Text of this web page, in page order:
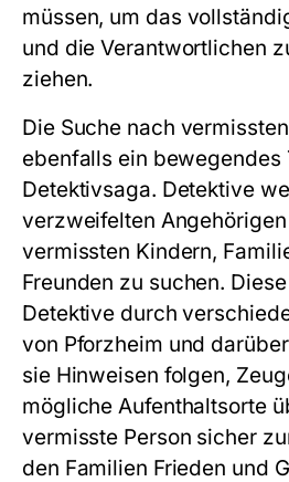
müssen, um das
und die Verantwortlichen
ziehen.
Die Suche nach
ebenfalls ein bewegendes
Detektivsaga. Detektive
verzweifelten
vermissten Kindern,
Freunden zu suchen.
Detektive durch
von Pforzheim und
sie Hinweisen folgen,
mögliche Aufenthaltsorte
vermisste Person sicher
den Familien Frieden und